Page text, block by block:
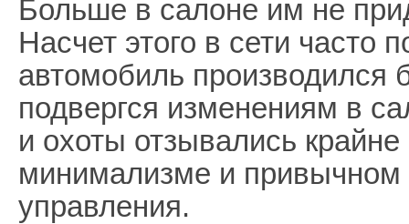
Больше в салоне им не
Насчет этого в сети часто
автомобиль производился
подвергся изменениям в
и охоты отзывались
минимализме и привычном
управления.